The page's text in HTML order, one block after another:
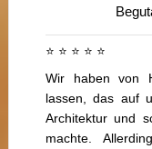
⭐ ⭐ ⭐ ⭐ ⭐
Wir haben von
lassen, das auf
Architektur und
machte.